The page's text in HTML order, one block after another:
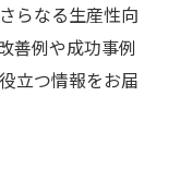
らなる生産性向
善例や成功事例
立つ情報をお届